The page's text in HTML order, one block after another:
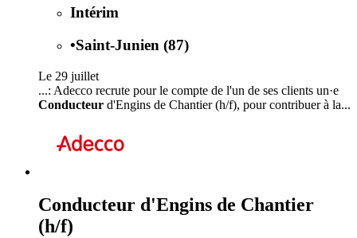
Intérim
•Saint-Junien (87)
Le 29 juillet
...: Adecco recrute pour le compte de l'un de ses clients un·e
Conducteur d'Engins de Chantier (h/f), pour contribuer à la...
Conducteur d'Engins de Chantier
(h/f)